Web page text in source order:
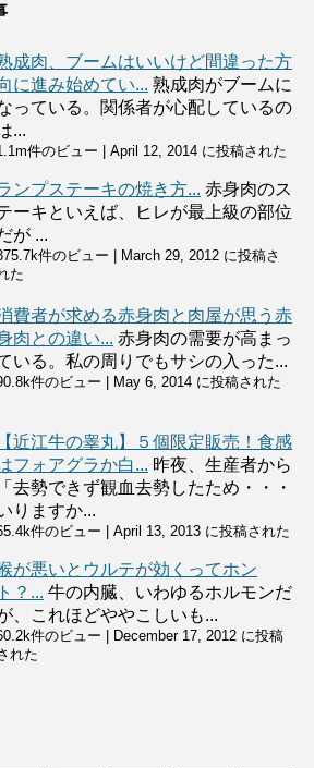
成肉、ブームはいいけど間違った方
に進み始めてい... 熟成肉がブームに
っている。関係者が心配しているの
...
件のビュー April 12, 2014 に投稿された
ンプステーキの焼き方... 赤身肉のス
ーキといえば、ヒレが最上級の部位
が ...
件のビュー
March 29, 2012 に投稿さ
た
費者が求める赤身肉と肉屋が思う赤
肉との違い... 赤身肉の需要が高まっ
いる。私の周りでもサシの入った...
件のビュー May 6, 2014 に投稿された
【近江牛の睾丸】５個限定販売！食感
フォアグラか白... 昨夜、生産者から
「去勢できず観血去勢したため・・・
りますか...
件のビュー April 13, 2013 に投稿された
が悪いとウルテが効くってホン
ト？... 牛の内臓、いわゆるホルモンだ
、これほどややこしいも...
件のビュー
December 17, 2012 に投稿
れた